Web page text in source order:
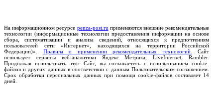
На информационном ресурсе penza-post.ru применяются внешние рекомендательные
технологии (информационные технологии предоставления информации на основе
сбора, систематизации и анализа сведений, относящихся к предпочтениям
пользователей сети «Интернет», находящихся на территории Российской
Федерации)». Правила о применении рекомендательных технологий.
Сайт
использует сервисы веб-аналитики Яндекс Метрика, LiveInternet, Rambler.
Продолжая использовать этот Сайт, вы соглашаетесь с использованием cookie-
файлов и других данных в соответствии с данным Пользовательским соглашением.
Срок обработки персональных данных при помощи cookie-файлов составляет 14
дней.